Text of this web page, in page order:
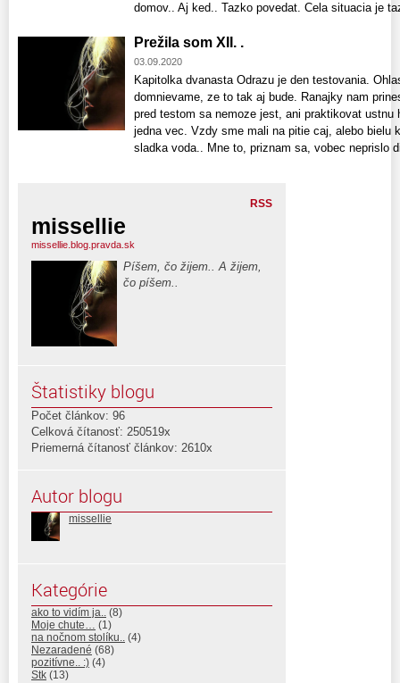
domov.. Aj ked.. Tazko povedat. Cela situacia je
Prežila som XII. .
03.09.2020
Kapitolka dvanasta Odrazu je den testovania.
domnievame, ze to tak aj bude. Ranajky nam
pred testom sa nemoze jest, ani praktikovat ustnu
jedna vec. Vzdy sme mali na pitie caj, alebo bielu
sladka voda.. Mne to, priznam sa, vobec neprislo
RSS
missellie
missellie.blog.pravda.sk
Píšem, čo žijem.. A žijem,
čo píšem..
Štatistiky blogu
Počet článkov: 96
Celková čítanosť: 250519x
Priemerná čítanosť článkov: 2610x
Autor blogu
missellie
Kategórie
ako to vidím ja.. (8)
Moje chute… (1)
na nočnom stolíku.. (4)
Nezaradené (68)
pozitívne.. :) (4)
Stk (13)